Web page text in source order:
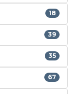
18
39
35
67